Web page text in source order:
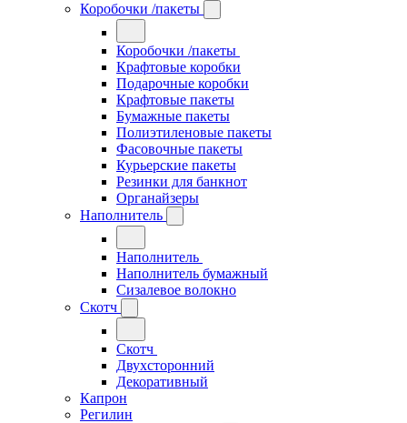
Коробочки /пакеты
Коробочки /пакеты
Крафтовые коробки
Подарочные коробки
Крафтовые пакеты
Бумажные пакеты
Полиэтиленовые пакеты
Фасовочные пакеты
Курьерские пакеты
Резинки для банкнот
Органайзеры
Наполнитель
Наполнитель
Наполнитель бумажный
Сизалевое волокно
Скотч
Скотч
Двухсторонний
Декоративный
Капрон
Регилин